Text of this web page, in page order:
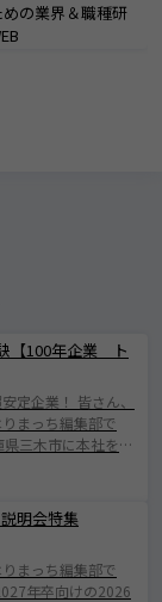
の業界＆職種研
【100年企業 ト
定企業！ 皆さん、
まっち編集部で
県三木市に本社を構
来、100年にわたり
できた歴史ある企
木市に根ざした会
がらも、 新たな価
明会特集
まっち編集部で
年卒向けの2026